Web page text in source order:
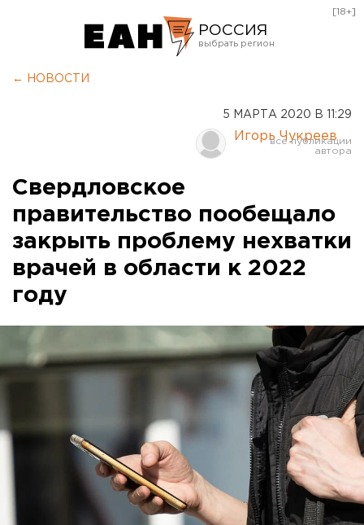
РОССИЯ
Курган
Оренбург
[18+]
← НОВОСТИ
5 МАРТА 2020 В 11:29
Игорь Чукреев
Свердловское
правительство пообещало
закрыть проблему нехватки
врачей в области к 2022
году